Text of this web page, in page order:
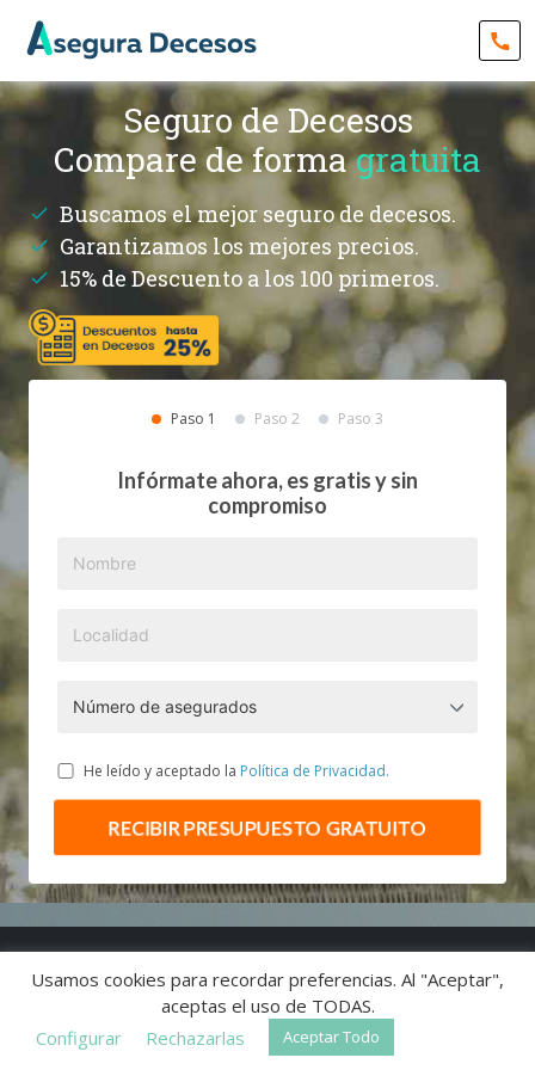
Seguro de Decesos
Compare de formagratuita
Buscamos el mejor seguro de decesos.
Garantizamos los mejores precios.
15% de Descuento a los 100 primeros.
Paso 1 Paso 2 Paso 3
Infórmate ahora, es gratis y sin
compromiso
He leído y aceptado la Política de Privacidad.
RECIBIR PRESUPUESTO GRATUITO
privacidad
Legal
cookies
asegurado
© 2025 Asegura Decesos
Usamos cookies para recordar preferencias. Al "Aceptar",
aceptas el uso de TODAS.
Configurar
Rechazarlas Aceptar Todo